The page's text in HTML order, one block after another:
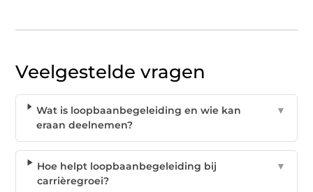
Veelgestelde vragen
Wat is loopbaanbegeleiding en wie kan
eraan deelnemen?
▼
Hoe helpt loopbaanbegeleiding bij
carrièregroei?
▼